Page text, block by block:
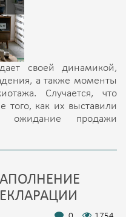
своей динамикой,
а также моменты
Случается, что
того, как их выставили
продажи